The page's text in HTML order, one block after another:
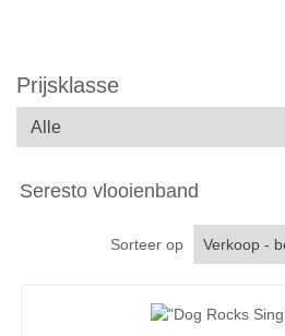
Prijsklasse
Seresto vlooienband
Sorteer op